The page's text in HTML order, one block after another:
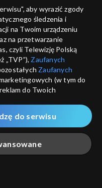
nie minęło
Kegresse
nie minęło
dla Ojczyzny, nic
mnie
aby wyrazić zgody
śledzenia i
na Twoim urządzeniu
na przetwarzanie
czyli Telewizję Polską
„TVP”), Zaufanych
Zaufanych
(w tym do
do Twoich
na udostępnianie
odwiedzania przez
zwanych dalej
za pomocą
do serwisu